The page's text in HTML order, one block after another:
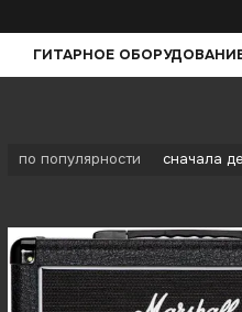
ГИТАРНОЕ
по популярности сначала